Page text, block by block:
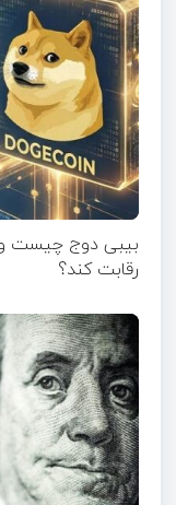
رقابت کند؟